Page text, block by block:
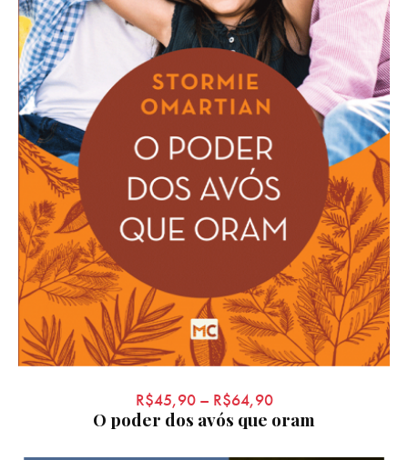
O poder dos avós que oram
R$45,90– R$64,90